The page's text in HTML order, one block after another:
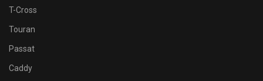
T-Cross
Touran
Passat
Caddy